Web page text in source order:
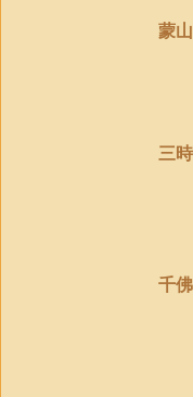
蒙
三
千